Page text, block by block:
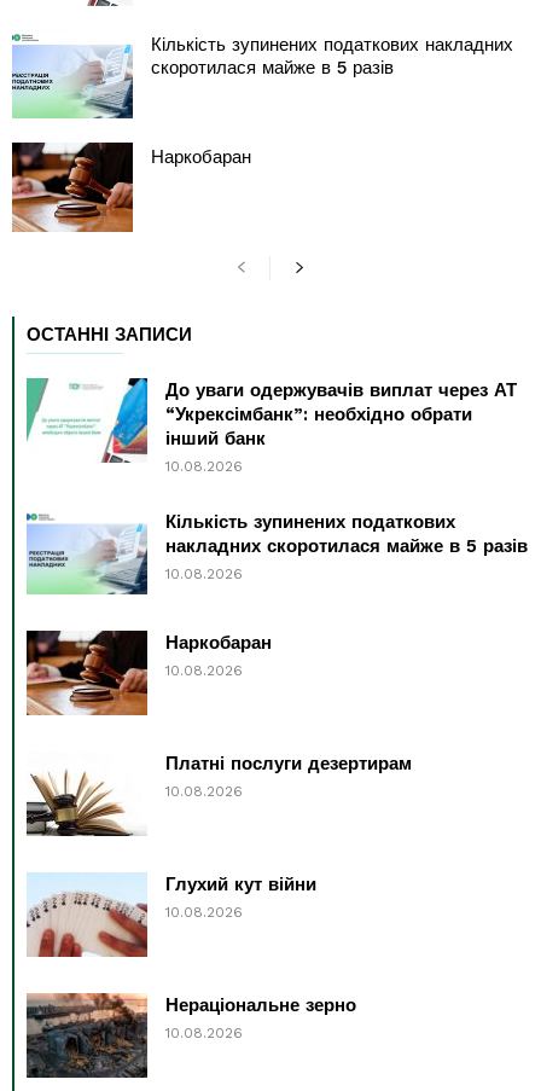
Кількість зупинених податкових накладних
скоротилася майже в 5 разів
Наркобаран
ОСТАННІ ЗАПИСИ
До уваги одержувачів виплат через АТ
“Укрексімбанк”: необхідно обрати
інший банк
10.08.2026
Кількість зупинених податкових
накладних скоротилася майже в 5 разів
10.08.2026
Наркобаран
10.08.2026
Платні послуги дезертирам
10.08.2026
Глухий кут війни
10.08.2026
Нераціональне зерно
10.08.2026